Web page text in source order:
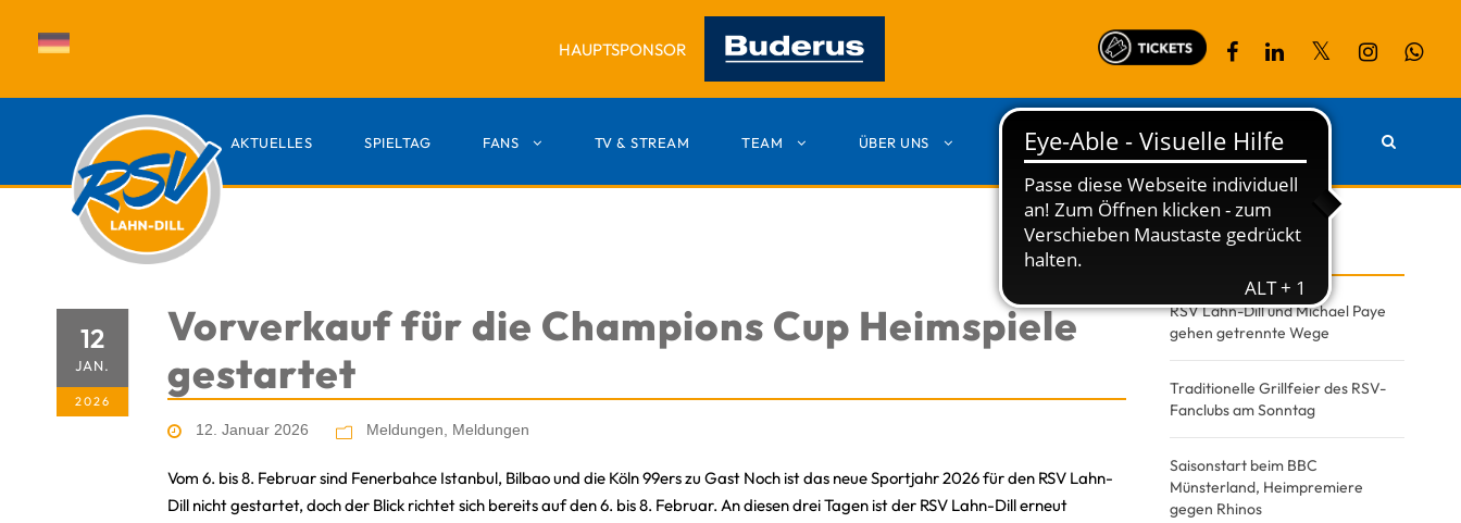
HAUPTSPONSOR
AKTUELLES SPIELTAG FANS TV & STREAM TEAM ÜBER UNS PARTNER KONTAKT
12
JAN.
2026
Vorverkauf für die Champions Cup Heimspiele
gestartet
12. Januar 2026 Meldungen, Meldungen
Vom 6. bis 8. Februar sind Fenerbahce Istanbul, Bilbao und die Köln 99ers zu Gast Noch ist das neue Sportjahr 2026 für den RSV Lahn-
Dill nicht gestartet, doch der Blick richtet sich bereits auf den 6. bis 8. Februar. An diesen drei Tagen ist der RSV Lahn-Dill erneut
RSV Lahn-Dill und Michael Paye
gehen getrennte Wege
Traditionelle Grillfeier des RSV-
Fanclubs am Sonntag
Saisonstart beim BBC
Münsterland, Heimpremiere
gegen Rhinos